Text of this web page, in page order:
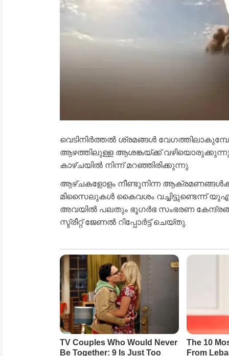
വെടിനിർത്തൽ ശ്രമങ്ങൾ
ആഴത്തിലുള്ള ആശങ്കയ്ക്ക് വഴിയൊരുക്കുന്നു
കാഴ്ചയിൽ നിന്ന് മറഞ്ഞിരിക്കുന്നു.
ആഴ്ചകളോളം നീണ്ടുനിന്ന
മിസൈലുകൾ കൈവശം വച്ചിട്ടുണ്ടെന്ന്
അവയിൽ പലതും ഭൂഗർഭ സംഭരണ
സ്ട്രീറ്റ് ജേണൽ റിപ്പോർട്ട് ചെയ്തു.